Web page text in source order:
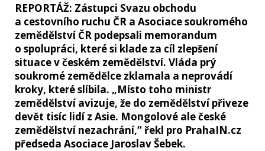
REPORTÁŽ: Zástupci Svazu obchodu
a cestovního ruchu ČR a Asociace soukromého
zemědělství ČR podepsali memorandum
o spolupráci, které si klade za cíl zlepšení
situace v českém zemědělství. Vláda prý
soukromé zemědělce zklamala a neprovádí
kroky, které slíbila. „Místo toho ministr
zemědělství avizuje, že do zemědělství přiveze
devět tisíc lidí z Asie. Mongolové ale české
zemědělství nezachrání,“ řekl pro PrahaIN.cz
předseda Asociace Jaroslav Šebek.